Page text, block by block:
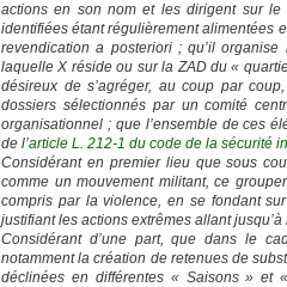
actions en son nom et les dirigent sur le
identifiées étant régulièrement alimentées
revendication a posteriori ; qu’il organise
laquelle X réside ou sur la ZAD du «
désireux de s’agréger, au coup par
dossiers sélectionnés par un comité
organisationnel ; que l’ensemble de ces
de l’article L. 212-1 du code de la sécurité
Considérant en premier lieu que sous
comme un mouvement militant, ce
compris par la violence, en se fondant
justifiant les actions extrêmes allant
Considérant d’une part, que dans le
notamment la création de retenues de
déclinées en différentes « Saisons » et